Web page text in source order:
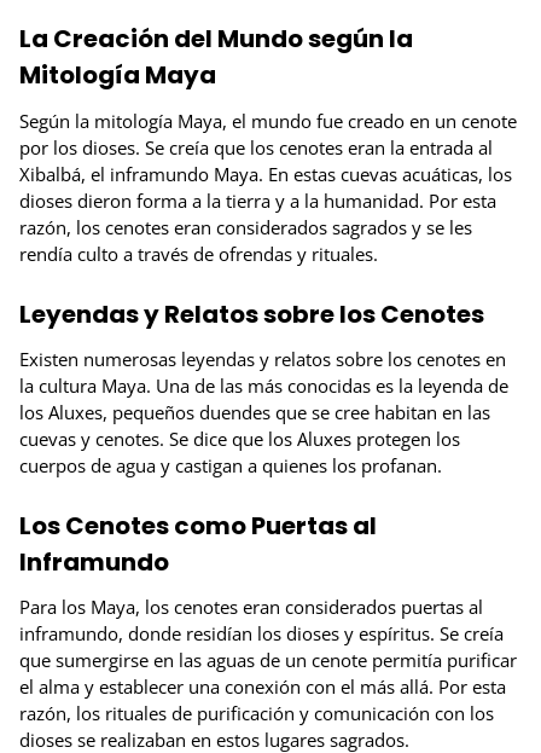
La Creación del Mundo según la
Mitología Maya
Según la mitología Maya, el mundo fue creado en un cenote
por los dioses. Se creía que los cenotes eran la entrada al
Xibalbá, el inframundo Maya. En estas cuevas acuáticas, los
dioses dieron forma a la tierra y a la humanidad. Por esta
razón, los cenotes eran considerados sagrados y se les
rendía culto a través de ofrendas y rituales.
Leyendas y Relatos sobre los Cenotes
Existen numerosas leyendas y relatos sobre los cenotes en
la cultura Maya. Una de las más conocidas es la leyenda de
los Aluxes, pequeños duendes que se cree habitan en las
cuevas y cenotes. Se dice que los Aluxes protegen los
cuerpos de agua y castigan a quienes los profanan.
Los Cenotes como Puertas al
Inframundo
Para los Maya, los cenotes eran considerados puertas al
inframundo, donde residían los dioses y espíritus. Se creía
que sumergirse en las aguas de un cenote permitía purificar
el alma y establecer una conexión con el más allá. Por esta
razón, los rituales de purificación y comunicación con los
dioses se realizaban en estos lugares sagrados.